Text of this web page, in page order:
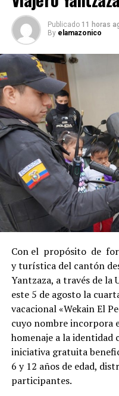
Publicado 11 horas
By elamazonico
Con el propósito de
y turística del cantón
Yantzaza, a través de la
este 5 de agosto la
vacacional «Wekain El
cuyo nombre incorpora
homenaje a la
iniciativa gratuita
6 y 12 años de edad,
participantes.